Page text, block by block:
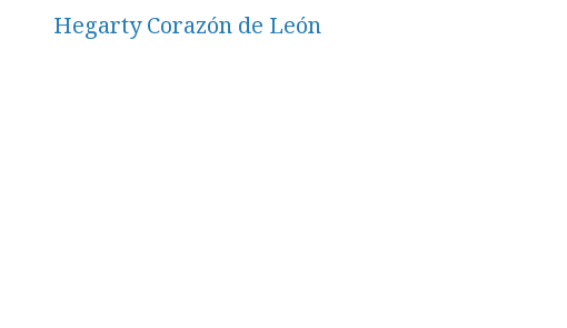
Hegarty Corazón de León